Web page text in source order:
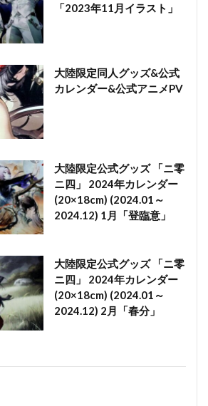
「2023年11月イラスト」
大陸限定同人グッズ&公式
カレンダー&公式アニメPV
大陸限定公式グッズ 「ニ零
ニ四」 2024年カレンダー
(20×18cm) (2024.01～
2024.12) 1月「登臨意」
大陸限定公式グッズ 「ニ零
ニ四」 2024年カレンダー
(20×18cm) (2024.01～
2024.12) 2月「春分」